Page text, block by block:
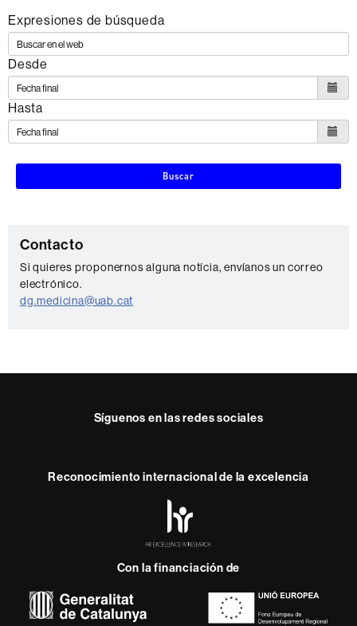
siguientes
ODS
Expresiones de búsqueda
Desde
Hasta
Buscar
C
o
n
Contacto
Si quieres proponernos alguna notícia, envíanos un correo
electrónico.
dg.medicina@uab.cat
Síguenos en las redes sociales
Reconocimiento internacional de la excelencia
-
Con la financiación de